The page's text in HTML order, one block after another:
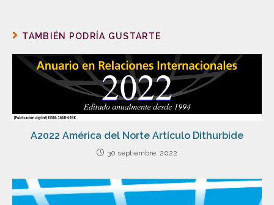
TAMBIÉN PODRÍA GUSTARTE
A2022 América del Norte Artículo Dithurbide
30 septiembre, 2022